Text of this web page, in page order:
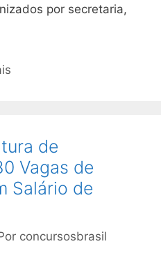
por secretaria,
de
Vagas de
Salário de
concursosbrasil